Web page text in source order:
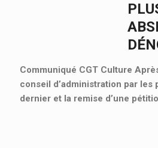
Communiqué CGT Culture
conseil d’administration par les
dernier et la remise d’une